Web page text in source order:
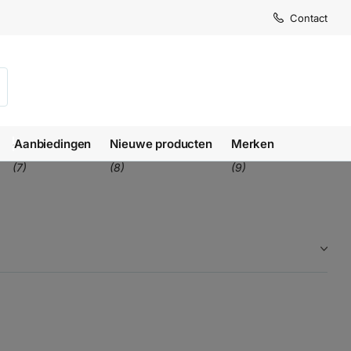
Levertijd1-3
Levertijd1-3
Contact
Aanbiedingen
(7)
Nieuwe producten
(8)
Merken
(9)